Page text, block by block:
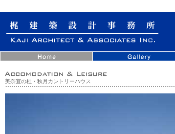
美奈宜の杜・秋月カントリーハウス